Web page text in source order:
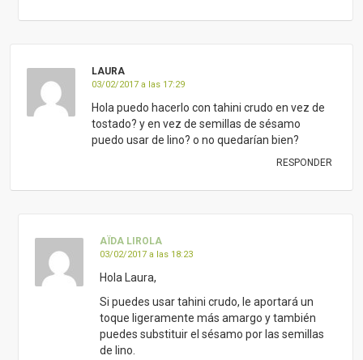
LAURA
03/02/2017 a las 17:29
Hola puedo hacerlo con tahini crudo en vez de
tostado? y en vez de semillas de sésamo
puedo usar de lino? o no quedarían bien?
RESPONDER
AÏDA LIROLA
03/02/2017 a las 18:23
Hola Laura,
Si puedes usar tahini crudo, le aportará un
toque ligeramente más amargo y también
puedes substituir el sésamo por las semillas
de lino.